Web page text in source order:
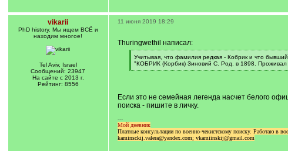
vikarii
PhD history. Мы ищем ВСЁ и
находим многое!
Tel Aviv, Israel
Сообщений: 23947
На сайте с 2013 г.
Рейтинг: 8556
11 июня 2019 18:29
Thuringwethil написал:
[
q
]
Учитывая, что фамилия редкая - Кобрик и что
"КОБРИК (Корбик) Зиновий С. Род. в 1898. Проживал
[
Если это не семейная легенда насчет белого
поиска - пишите в личку.
---
Мой дневник
Платные консультации по военно-чекистскому поиску.
kaminsckij.valera@yandex.com; vkamiinskij@gmail.com